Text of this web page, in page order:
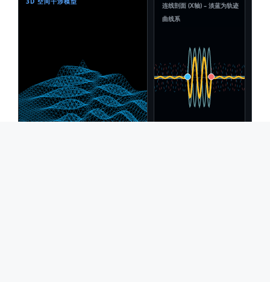
连线剖面 (X轴) – 淡蓝为轨迹
曲线系